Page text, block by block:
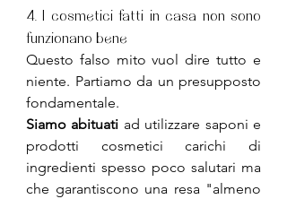
4. I cosmetici fatti in casa non sono
funzionano bene
Questo falso mito vuol dire tutto e
niente. Partiamo da un presupposto
fondamentale.
Siamo abituati ad utilizzare saponi e
prodotti cosmetici carichi di
ingredienti spesso poco salutari ma
che garantiscono una resa "almeno